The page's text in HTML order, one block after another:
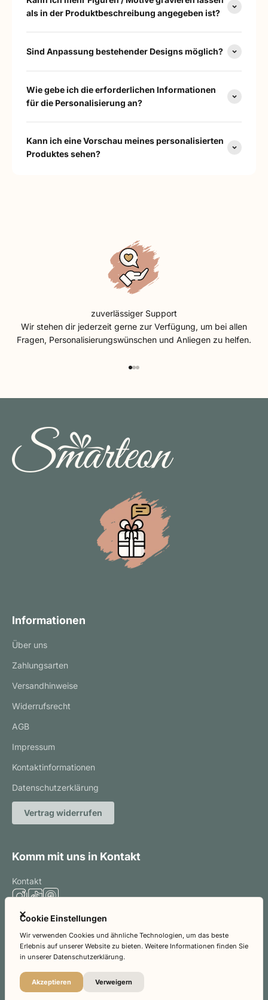
Schließen
Cookie Einstellungen
Wir verwenden Cookies und ähnliche Technologien, um das beste
Erlebnis auf unserer Website zu bieten. Weitere Informationen finden Sie
in unserer Datenschutzerklärung.
Akzeptieren Verweigern
als in der Produktbeschreibung angegeben ist?
Sind Anpassung bestehender Designs möglich?
Wie gebe ich die erforderlichen Informationen
für die Personalisierung an?
Kann ich eine Vorschau meines personalisierten
Produktes sehen?
zuverlässiger Support
Wir stehen dir jederzeit gerne zur Verfügung, um bei allen
Fragen, Personalisierungswünschen und Anliegen zu helfen.
Informationen
Über uns
Zahlungsarten
Versandhinweise
Widerrufsrecht
AGB
Impressum
Kontaktinformationen
Datenschutzerklärung
Vertrag widerrufen
Komm mit uns in Kontakt
Kontakt
Smarteon gebaut von